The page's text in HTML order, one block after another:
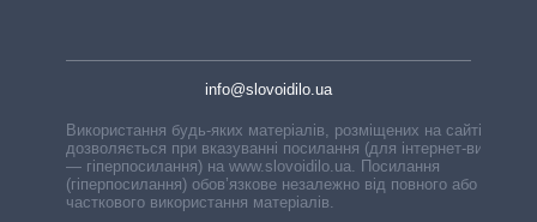
info@slovoidilo.ua
Використання будь-яких матеріалів, розміщених на сайті,
дозволяється при вказуванні посилання (для інтернет-видань
— гіперпосилання) на www.slovoidilo.ua. Посилання
(гіперпосилання) обов’язкове незалежно від повного або
часткового використання матеріалів.